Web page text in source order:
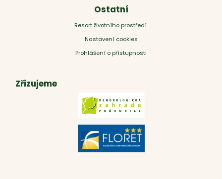
Ostatní
Resort životního prostředí
Nastavení cookies
Prohlášení o přístupnosti
Zřizujeme